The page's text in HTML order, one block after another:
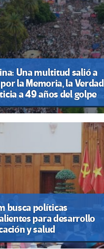
Una multitud salió a
la Memoria, la Verdad
a 49 años del golpe
busca políticas
para desarrollo
y salud